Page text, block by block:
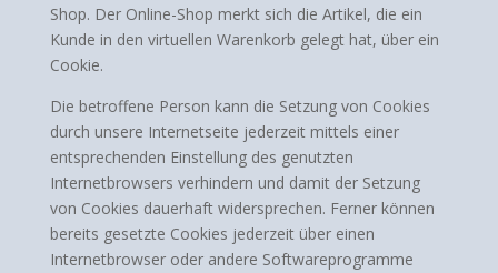
Shop. Der Online-Shop merkt sich die Artikel, die ein
Kunde in den virtuellen Warenkorb gelegt hat, über ein
Cookie.
Die betroffene Person kann die Setzung von Cookies
durch unsere Internetseite jederzeit mittels einer
entsprechenden Einstellung des genutzten
Internetbrowsers verhindern und damit der Setzung
von Cookies dauerhaft widersprechen. Ferner können
bereits gesetzte Cookies jederzeit über einen
Internetbrowser oder andere Softwareprogramme